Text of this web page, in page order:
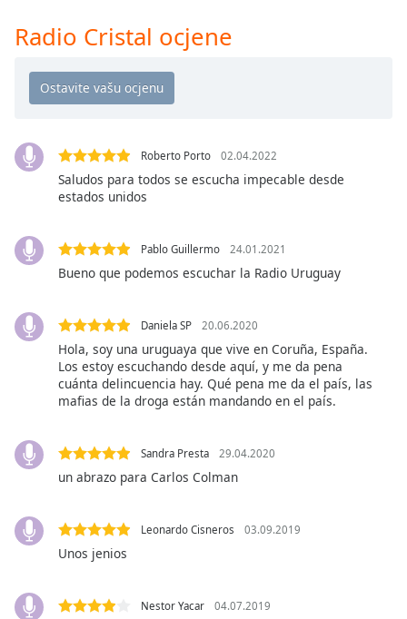
Chapters
descriptions
,
selected
Subtitles
subtitles
subtitles
settings
dialog
subtitles
Audio
Picture-
in-
Picture
Fullscreen
Radio Cristal ocjene
Roberto Porto 02.04.2022
Saludos para todos se escucha impecable desde
estados unidos
Pablo Guillermo 24.01.2021
Bueno que podemos escuchar la Radio Uruguay
Daniela SP 20.06.2020
Hola, soy una uruguaya que vive en Coruña, España.
Los estoy escuchando desde aquí, y me da pena
cuánta delincuencia hay. Qué pena me da el país, las
mafias de la droga están mandando en el país.
Sandra Presta 29.04.2020
un abrazo para Carlos Colman
Leonardo Cisneros 03.09.2019
Unos jenios
Nestor Yacar 04.07.2019